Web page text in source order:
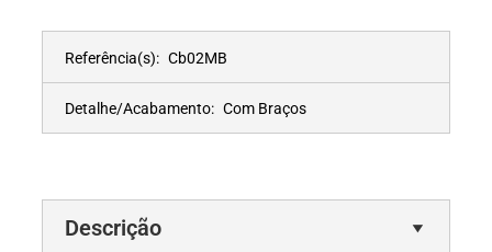
Referência(s): Cb02MB
Detalhe/Acabamento: Com Braços
Descrição